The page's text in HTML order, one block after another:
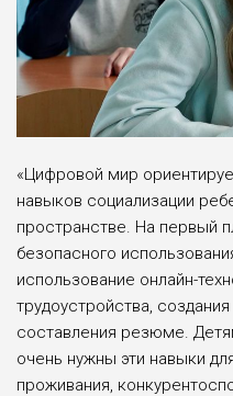
«Цифровой мир
навыков социализации
пространстве. На первый
безопасного
использование онлайн-
трудоустройства,
составления резюме.
очень нужны эти навыки
проживания,